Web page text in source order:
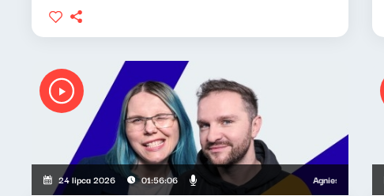
24 lipca 2026 01:56:06 Agnieszka Lipka-